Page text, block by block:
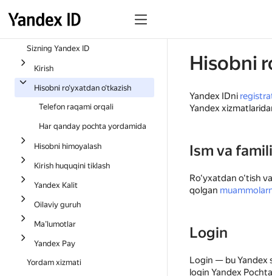
Sizning Yandex ID
Kirish
Hisobni ro‘yxatdan o‘tkazish
Telefon raqami orqali
Har qanday pochta yordamida
Hisobni himoyalash
Kirish huquqini tiklash
Yandex Kalit
Oilaviy guruh
Ma’lumotlar
Yandex Pay
Yordam xizmati
Hisobni
Yandex IDni
Yandex
Ism va
Ro‘yxatdan o‘tish
qolgan
Login
Login — bu Yandex
login Yandex